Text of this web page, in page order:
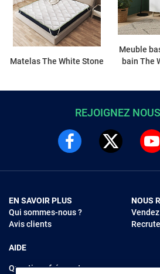
Matelas The White Stone
Meuble
bain The
REJOIGNEZ
EN SAVOIR PLUS
Qui sommes-nous ?
Avis clients
AIDE
Questions fréquentes
NOUS
Vendez